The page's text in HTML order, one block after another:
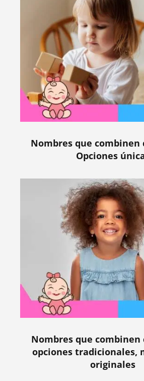
Nombres que combinen
Opciones
Nombres que combinen
opciones tradicionales,
originales